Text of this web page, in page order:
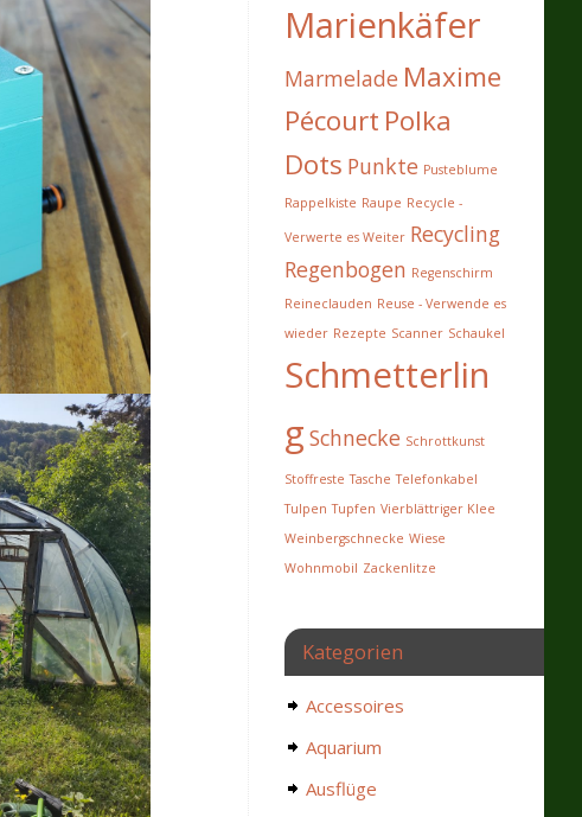
Marienkäfer
Marmelade Maxime
Pécourt Polka
Dots Punkte Pusteblume
Rappelkiste Raupe Recycle -
Verwerte es Weiter Recycling
Regenbogen Regenschirm
Reineclauden Reuse - Verwende es
wieder Rezepte Scanner Schaukel
Schmetterlin
g Schnecke Schrottkunst
Stoffreste Tasche Telefonkabel
Tulpen Tupfen Vierblättriger Klee
Weinbergschnecke Wiese
Wohnmobil Zackenlitze
Kategorien
Accessoires
Aquarium
Ausflüge